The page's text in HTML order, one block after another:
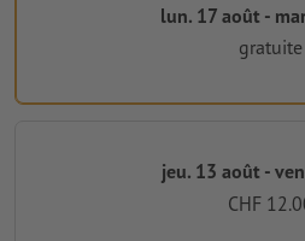
lun. 17 août -
gratuite
jeu. 13 août -
CHF